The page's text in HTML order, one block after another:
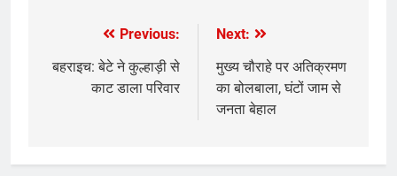
navigation
Previous:
बहराइच: बेटे ने कुल्हाड़ी से
काट डाला परिवार
Next:
मुख्य चौराहे पर अतिक्रमण
का बोलबाला, घंटों जाम से
जनता बेहाल